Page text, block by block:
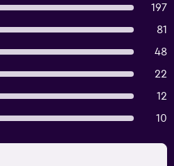
197
81
48
22
12
10